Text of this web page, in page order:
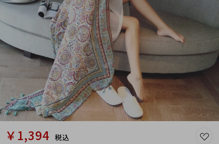
￥1,394 税込